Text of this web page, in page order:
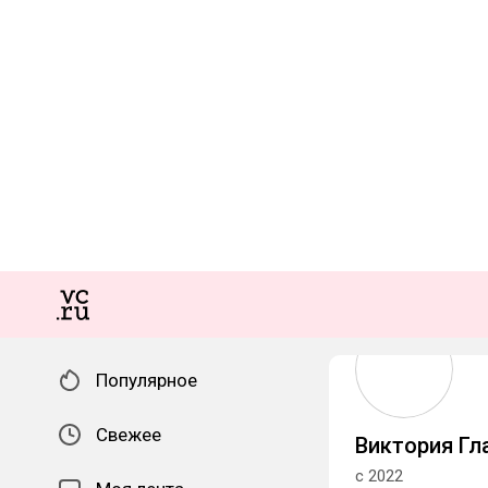
Популярное
Свежее Виктория
с 2022